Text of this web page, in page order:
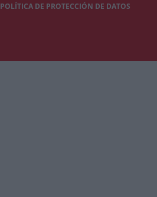
DE PROTECCIÓN DE DATOS